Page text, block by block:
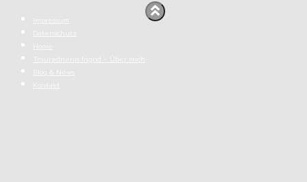
Impressum
Home
Traurednerin Ingrid – Über mich
Blog & News